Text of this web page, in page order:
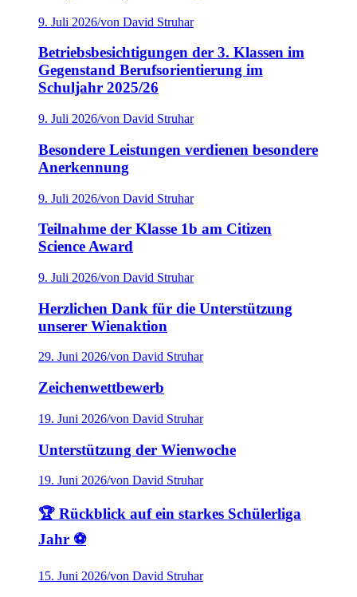
9. Juli 2026/von David Struhar
Betriebsbesichtigungen der 3. Klassen im
Gegenstand Berufsorientierung im
Schuljahr 2025/26
9. Juli 2026/von David Struhar
Besondere Leistungen verdienen besondere
Anerkennung
9. Juli 2026/von David Struhar
Teilnahme der Klasse 1b am Citizen
Science Award
9. Juli 2026/von David Struhar
Herzlichen Dank für die Unterstützung
unserer Wienaktion
29. Juni 2026/von David Struhar
Zeichenwettbewerb
19. Juni 2026/von David Struhar
Unterstützung der Wienwoche
19. Juni 2026/von David Struhar
🏆 Rückblick auf ein starkes Schülerliga
Jahr ⚽
15. Juni 2026/von David Struhar